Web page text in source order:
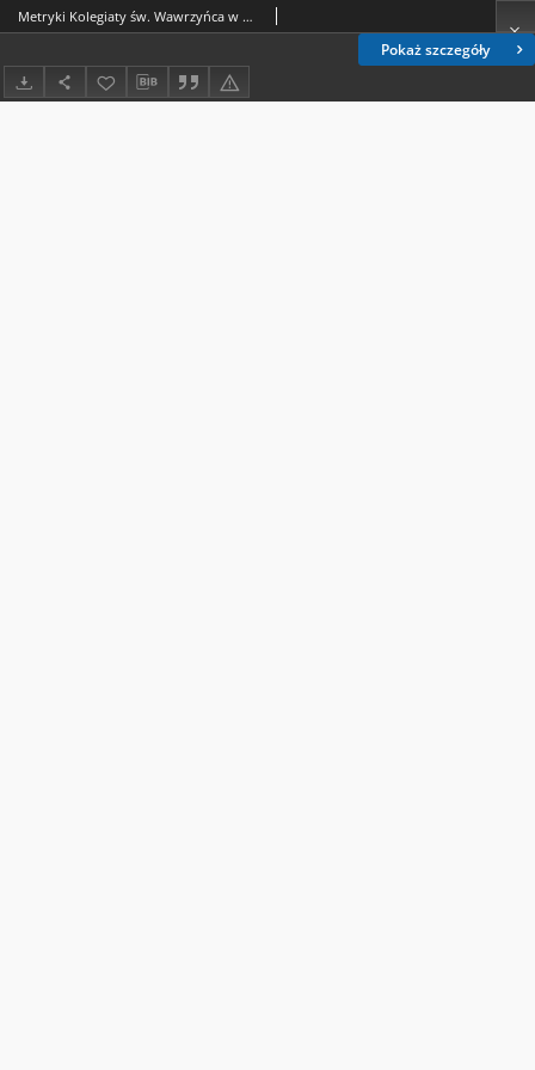
Pokaż szczegóły
Metryki Kolegiaty św. Wawrzyńca w Wojniczu 1675-1784. T. 7, Liber copulatorum 1777-1784